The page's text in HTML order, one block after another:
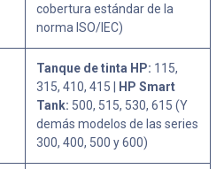
cobertura estándar de la
norma ISO/IEC)
Tanque de tinta HP: 115,
315, 410, 415 |
HP Smart
Tank: 500, 515, 530, 615 (Y
demás modelos de las series
300, 400, 500 y 600)